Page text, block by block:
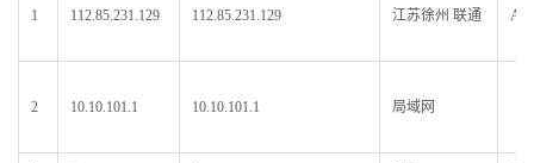
1 112.85.231.129 112.85.231.129 江苏徐州 联通
2 10.10.101.1 10.10.101.1 局域网